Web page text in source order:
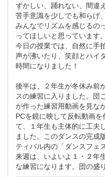
ずかしい、踊れない、間違
苦手意識を少しでも和らげ
みんなでリズムを感じるの
ってほしいと思っています。
今日の授業では、自然に手
声が沸いたり、笑顔とハイ
時間になりました！
後半は、２年生が冬休み前
スの練習に入りました。団
が作った練習用動画を見な
PCを鏡に映して反転動画
て、１年生も主体的に工夫
ました。このダンスの完成
ティバル内の「ダンスフェ
来週は、いよいよ１・２年
な練習になります。団の盛